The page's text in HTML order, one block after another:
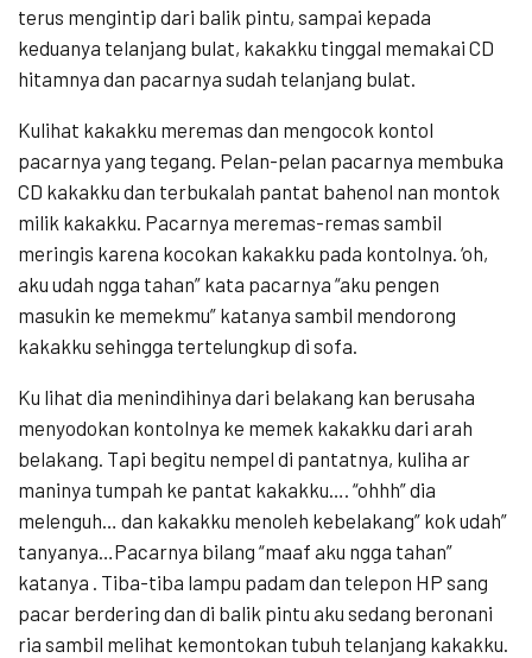
terus mengintip dari balik pintu, sampai kepada
keduanya telanjang bulat, kakakku tinggal memakai CD
hitamnya dan pacarnya sudah telanjang bulat.
Kulihat kakakku meremas dan mengocok kontol
pacarnya yang tegang. Pelan-pelan pacarnya membuka
CD kakakku dan terbukalah pantat bahenol nan montok
milik kakakku. Pacarnya meremas-remas sambil
meringis karena kocokan kakakku pada kontolnya. ‘oh,
aku udah ngga tahan” kata pacarnya “aku pengen
masukin ke memekmu” katanya sambil mendorong
kakakku sehingga tertelungkup di sofa.
Ku lihat dia menindihinya dari belakang kan berusaha
menyodokan kontolnya ke memek kakakku dari arah
belakang. Tapi begitu nempel di pantatnya, kuliha ar
maninya tumpah ke pantat kakakku…. “ohhh” dia
melenguh… dan kakakku menoleh kebelakang” kok udah”
tanyanya…Pacarnya bilang “maaf aku ngga tahan”
katanya . Tiba-tiba lampu padam dan telepon HP sang
pacar berdering dan di balik pintu aku sedang beronani
ria sambil melihat kemontokan tubuh telanjang kakakku.